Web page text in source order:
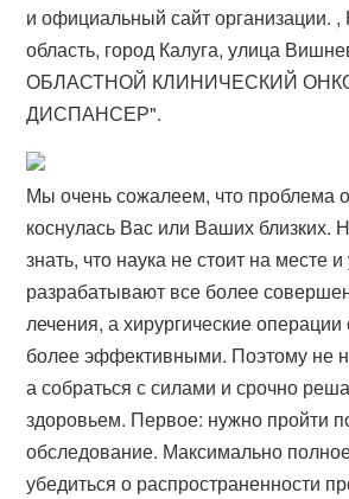
и официальный сайт организации. ,
область, город Калуга, улица
ОБЛАСТНОЙ КЛИНИЧЕСКИЙ
ДИСПАНСЕР".
Мы очень сожалеем, что проблема
коснулась Вас или Ваших
знать, что наука не стоит на месте
разрабатывают все более
лечения, а хирургические операции
более эффективными. Поэтому не
а собраться с силами и срочно
здоровьем. Первое: нужно пройти
обследование. Максимально
убедиться о распространенности